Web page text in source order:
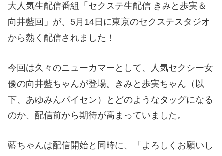
大人気生配信番組「セクステ生配信 きみと歩実＆
向井藍回」が、5月14日に東京のセクステスタジオ
から熱く配信されました！
今回は久々のニューカマーとして、人気セクシー女
優の向井藍ちゃんが登場。きみと歩実ちゃん（以
下、あゆみんパイセン）とどのようなタッグになる
のか、配信前から期待が高まっていました。
藍ちゃんは配信開始と同時に、「よろしくお願いし